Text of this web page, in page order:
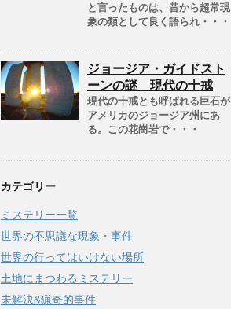
と言ったものは、昔から超常現
象の類として良く語られ・・・
ジョージア・ガイドスト
ーンの謎 現代の十戒
現代の十戒とも呼ばれる巨石が
アメリカのジョージア州にあ
る。この花崗岩で・・・
カテゴリー
ミステリー一覧
世界の不思議な現象・事件
世界の行ってはいけない場所
土地にまつわるミステリー
未解決&猟奇的事件